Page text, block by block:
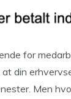
for
din
Men